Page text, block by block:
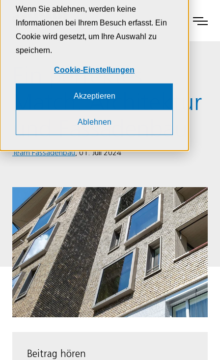
Wenn Sie ablehnen, werden keine
Informationen bei Ihrem Besuch erfasst. Ein
Cookie wird gesetzt, um Ihre Auswahl zu
speichern.
Cookie-Einstellungen
Akzeptieren
Ablehnen
Zur Navigation
Zur Suche
Zum Inhalt
Menu
Ein perfektes
Match: Architektur
und Fassadenbau
Team Fassadenbau,01. Juli 2024
Beitrag hören